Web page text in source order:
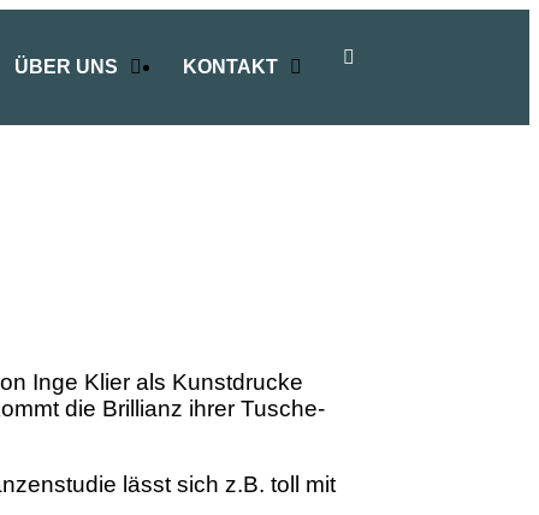
ÜBER UNS KONTAKT
Inge Klier als Kunstdrucke
die Brillianz ihrer Tusche-
lässt sich z.B. toll mit